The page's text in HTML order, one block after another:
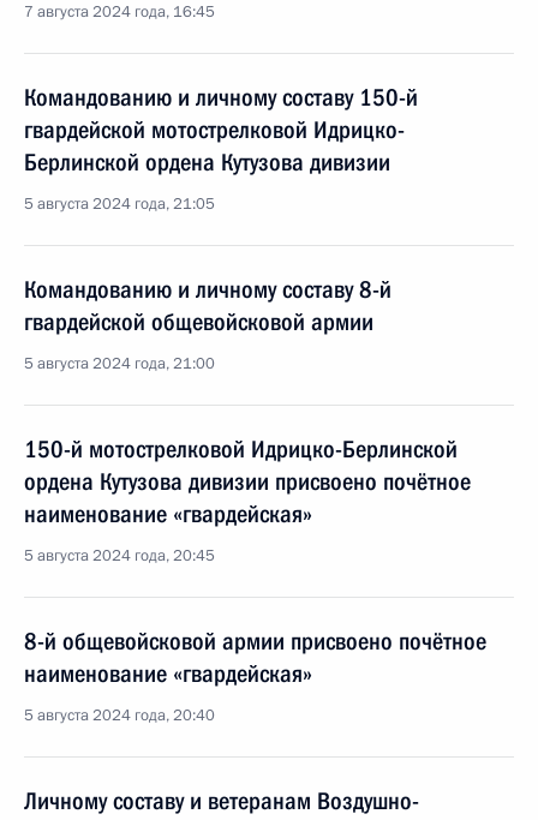
7 августа 2024 года, 16:45
Командованию и личному составу 150-й
гвардейской мотострелковой Идрицко-
Берлинской ордена Кутузова дивизии
5 августа 2024 года, 21:05
Командованию и личному составу 8-й
гвардейской общевойсковой армии
5 августа 2024 года, 21:00
150-й мотострелковой Идрицко-Берлинской
ордена Кутузова дивизии присвоено почётное
наименование «гвардейская»
5 августа 2024 года, 20:45
8-й общевойсковой армии присвоено почётное
наименование «гвардейская»
5 августа 2024 года, 20:40
Личному составу и ветеранам Воздушно-